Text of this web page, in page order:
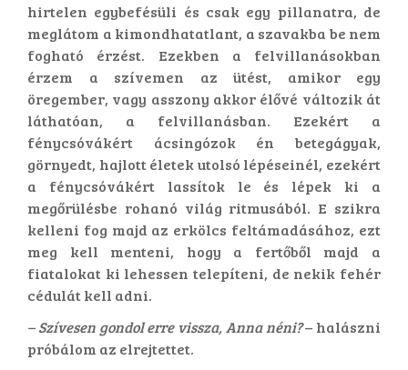
hirtelen egybefésüli és csak egy pillanatra, de
meglátom a kimondhatatlant, a szavakba be nem
fogható érzést. Ezekben a felvillanásokban
érzem a szívemen az ütést, amikor egy
öregember, vagy asszony akkor élővé változik át
láthatóan, a felvillanásban. Ezekért a
fénycsóvákért ácsingózok én betegágyak,
görnyedt, hajlott életek utolsó lépéseinél, ezekért
a fénycsóvákért lassítok le és lépek ki a
megőrülésbe rohanó világ ritmusából. E szikra
kelleni fog majd az erkölcs feltámadásához, ezt
meg kell menteni, hogy a fertőből majd a
fiatalokat ki lehessen telepíteni, de nekik fehér
cédulát kell adni.
– Szívesen gondol erre vissza, Anna néni?– halászni
próbálom az elrejtettet.